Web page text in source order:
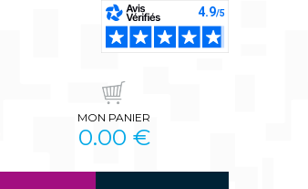
MON PANIER
0.00 €